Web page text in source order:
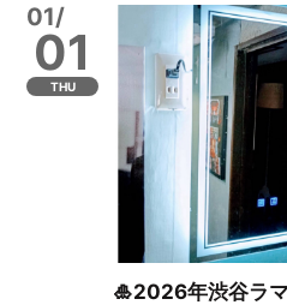
01/
01
THU
🎍2026年渋谷ラ